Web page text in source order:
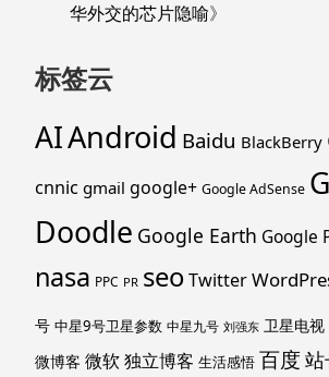
华外交的芯片隐喻》
标签云
AIAndroid Baidu BlackBerry
cnnic gmail google+ Google AdSense
Doodle Google Earth Google
nasa PPC PR seoTwitter
号 中星9号卫星参数 中星九号 刘强东 卫星电视
微博客 微软独立博客 生活感悟 百度 站